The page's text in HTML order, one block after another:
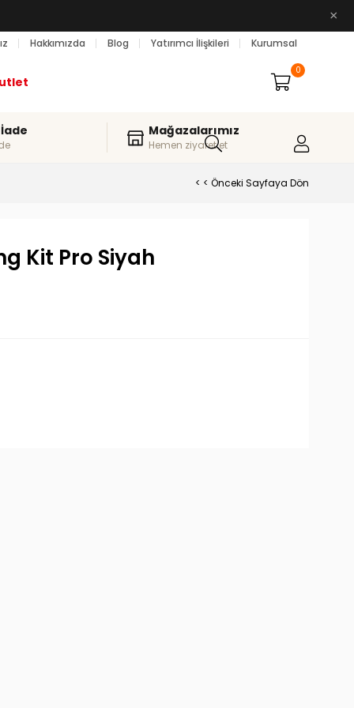
×
Hakkımızda Blog Yatırımcı İlişkileri Kurumsal
0
Mağazalarımız
Hemen ziyaret et
< < Önceki Sayfaya Dön
Kit Pro Siyah